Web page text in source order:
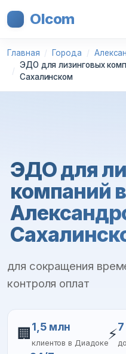
Olcom
Главная Города
ЭДО для лизинговых
Сахалинском
ЭДО для
компаний в
для сокращения
контроля оплат
🏢 1,5 млн
клиентов в Диадоке
⚡